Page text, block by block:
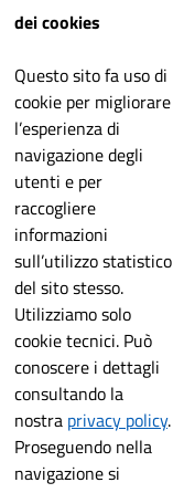
dei cookies
Questo sito fa uso di
cookie per migliorare
l’esperienza di
navigazione degli
utenti e per
raccogliere
informazioni
sull’utilizzo statistico
del sito stesso.
Utilizziamo solo
cookie tecnici. Può
conoscere i dettagli
consultando la
nostra privacy policy.
Proseguendo nella
navigazione si